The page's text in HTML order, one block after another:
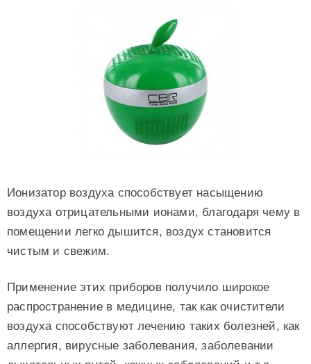
Ионизатор воздуха способствует насыщению
воздуха отрицательными ионами, благодаря чему в
помещении легко дышится, воздух становится
чистым и свежим.
Применение этих приборов получило широкое
распространение в медицине, так как очистители
воздуха способствуют лечению таких болезней, как
аллергия, вирусные заболевания, заболевании